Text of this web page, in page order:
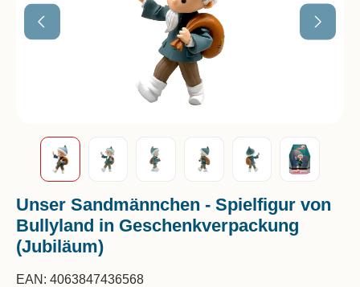
Unser Sandmännchen - Spielfigur von
Bullyland in Geschenkverpackung
(Jubiläum)
EAN: 4063847436568